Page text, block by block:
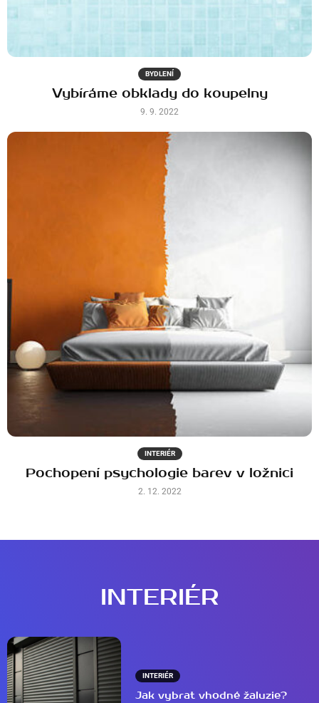
BYDLENÍ
Vybíráme obklady do koupelny
9. 9. 2022
INTERIÉR
Pochopení psychologie barev v ložnici
2. 12. 2022
INTERIÉR
INTERIÉR
Jak vybrat vhodné žaluzie?